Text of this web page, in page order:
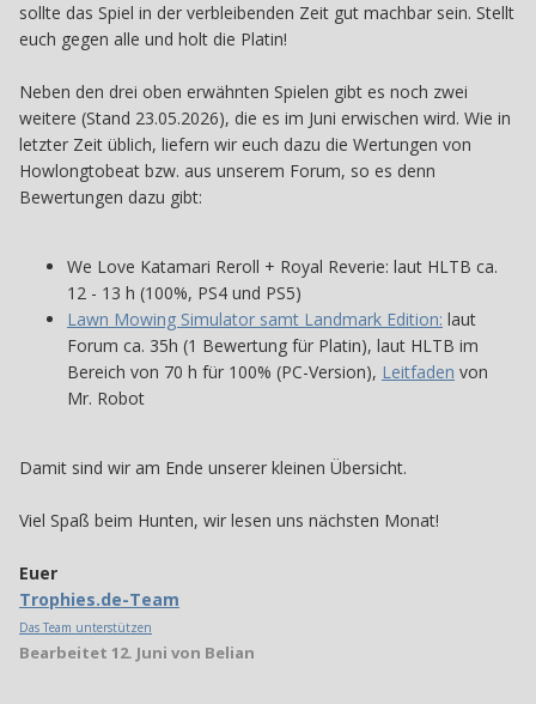
sollte das Spiel in der verbleibenden Zeit gut machbar sein. Stellt
euch gegen alle und holt die Platin!
Neben den drei oben erwähnten Spielen gibt es noch zwei
weitere (Stand 23.05.2026), die es im Juni erwischen wird. Wie in
letzter Zeit üblich, liefern wir euch dazu die Wertungen von
Howlongtobeat bzw. aus unserem Forum, so es denn
Bewertungen dazu gibt:
We Love Katamari Reroll + Royal Reverie: laut HLTB ca.
12 - 13 h (100%, PS4 und PS5)
Lawn Mowing Simulator samt Landmark Edition: laut
Forum ca. 35h (1 Bewertung für Platin), laut HLTB im
Bereich von 70 h für 100% (PC-Version), Leitfaden von
Mr. Robot
Damit sind wir am Ende unserer kleinen Übersicht.
Viel Spaß beim Hunten, wir lesen uns nächsten Monat!
Euer
Trophies.de-Team
Das Team unterstützen
Bearbeitet 12. Juni von Belian